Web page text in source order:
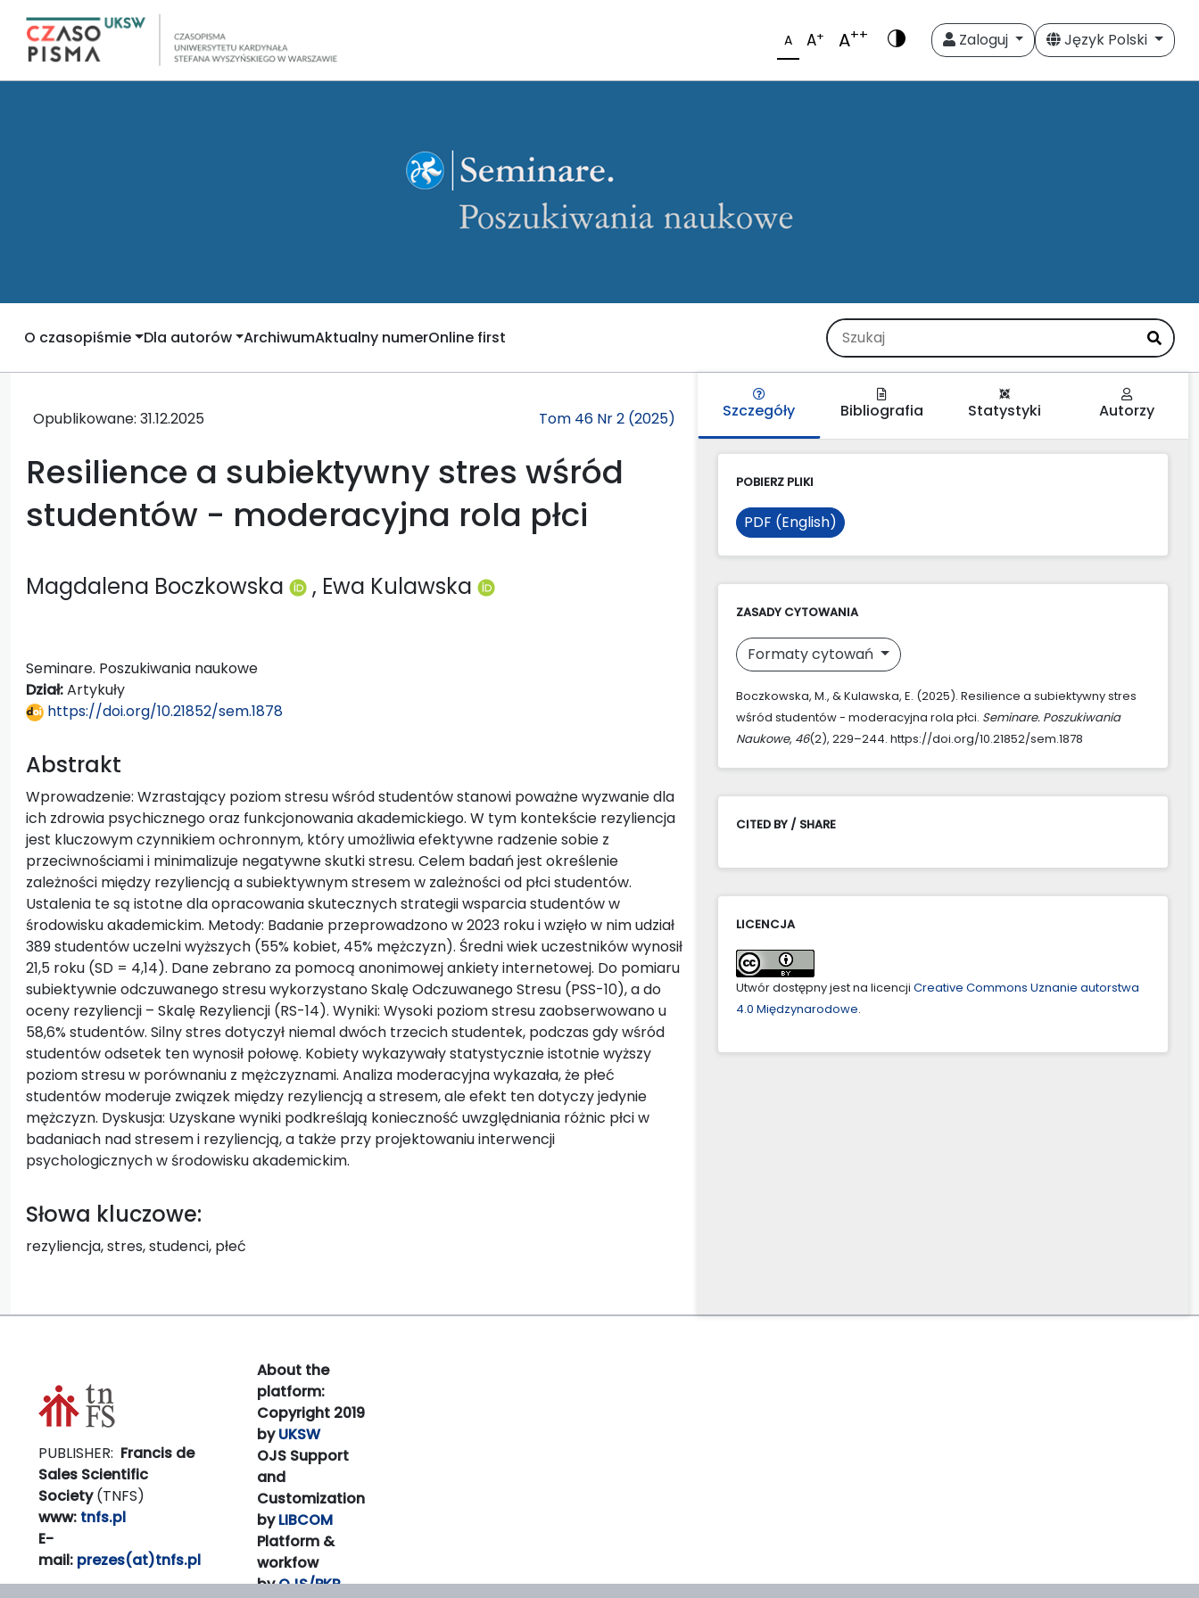
A A+ A++ Zaloguj Język Polski
O czasopiśmie Dla autorów ArchiwumAktualny numerOnline first
Opublikowane: 31.12.2025 Tom 46 Nr 2 (2025)
Resilience a subiektywny stres wśród
studentów - moderacyjna rola płci
Magdalena Boczkowska , Ewa Kulawska
Seminare. Poszukiwania naukowe
Dział:Artykuły
https://doi.org/10.21852/sem.1878
Abstrakt
Wprowadzenie: Wzrastający poziom stresu wśród studentów stanowi poważne wyzwanie dla
ich zdrowia psychicznego oraz funkcjonowania akademickiego. W tym kontekście rezyliencja
jest kluczowym czynnikiem ochronnym, który umożliwia efektywne radzenie sobie z
przeciwnościami i minimalizuje negatywne skutki stresu. Celem badań jest określenie
zależności między rezyliencją a subiektywnym stresem w zależności od płci studentów.
Ustalenia te są istotne dla opracowania skutecznych strategii wsparcia studentów w
środowisku akademickim. Metody: Badanie przeprowadzono w 2023 roku i wzięło w nim udział
389 studentów uczelni wyższych (55% kobiet, 45% mężczyzn). Średni wiek uczestników wynosił
21,5 roku (SD = 4,14). Dane zebrano za pomocą anonimowej ankiety internetowej. Do pomiaru
subiektywnie odczuwanego stresu wykorzystano Skalę Odczuwanego Stresu (PSS-10), a do
oceny rezyliencji – Skalę Rezyliencji (RS-14). Wyniki: Wysoki poziom stresu zaobserwowano u
58,6% studentów. Silny stres dotyczył niemal dwóch trzecich studentek, podczas gdy wśród
studentów odsetek ten wynosił połowę. Kobiety wykazywały statystycznie istotnie wyższy
poziom stresu w porównaniu z mężczyznami. Analiza moderacyjna wykazała, że płeć
studentów moderuje związek między rezyliencją a stresem, ale efekt ten dotyczy jedynie
mężczyzn. Dyskusja: Uzyskane wyniki podkreślają konieczność uwzględniania różnic płci w
badaniach nad stresem i rezyliencją, a także przy projektowaniu interwencji
psychologicznych w środowisku akademickim.
Słowa kluczowe:
rezyliencja, stres, studenci, płeć
Szczegóły Bibliografia Statystyki Autorzy
POBIERZ PLIKI
PDF (English)
ZASADY CYTOWANIA
Formaty cytowań
Boczkowska, M., & Kulawska, E. (2025). Resilience a subiektywny stres
wśród studentów - moderacyjna rola płci. Seminare. Poszukiwania
Naukowe, 46(2), 229–244. https://doi.org/10.21852/sem.1878
CITED BY / SHARE
LICENCJA
Utwór dostępny jest na licencji Creative Commons Uznanie autorstwa
4.0 Międzynarodowe.
PUBLISHER: Francis de
Sales Scientific
Society(TNFS)
www: tnfs.pl
E-
mail: prezes(at)tnfs.pl
About the
platform:
Copyright 2019
byUKSW
OJS Support
and
Customization
byLIBCOM
Platform &
workfow
byOJS/PKP